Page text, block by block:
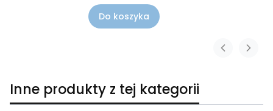
Do koszyka
Inne produkty z tej kategorii